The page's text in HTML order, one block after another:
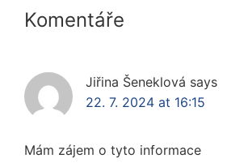
Interactions
Komentáře
Jiřina Šeneklová says
22. 7. 2024 at 16:15
Mám zájem o tyto informace